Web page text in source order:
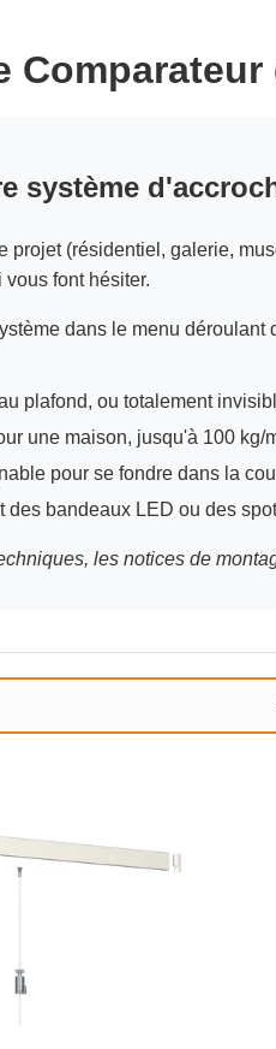
système
projet (résidentiel, galerie,
font hésiter.
dans le menu
plafond, ou totalement
une maison, jusqu'à 100
pour se fondre dans la
des bandeaux LED ou des
les notices de